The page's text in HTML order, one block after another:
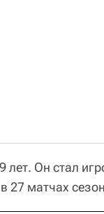
лет. Он стал
27 матчах